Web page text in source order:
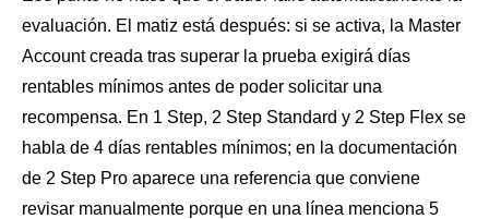
evaluación. El matiz está después: si se activa, la Master
Account creada tras superar la prueba exigirá días
rentables mínimos antes de poder solicitar una
recompensa. En 1 Step, 2 Step Standard y 2 Step Flex se
habla de 4 días rentables mínimos; en la documentación
de 2 Step Pro aparece una referencia que conviene
revisar manualmente porque en una línea menciona 5